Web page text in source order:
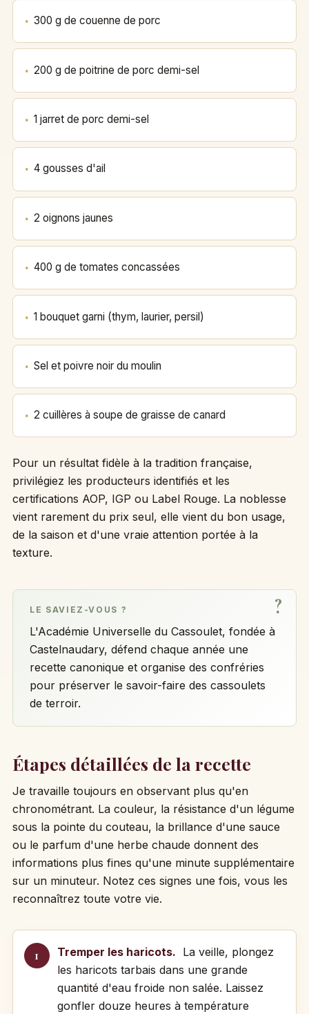
300 g de couenne de porc
200 g de poitrine de porc demi-sel
1 jarret de porc demi-sel
4 gousses d'ail
2 oignons jaunes
400 g de tomates concassées
1 bouquet garni (thym, laurier, persil)
Sel et poivre noir du moulin
2 cuillères à soupe de graisse de canard
Pour un résultat fidèle à la tradition française,
privilégiez les producteurs identifiés et les
certifications AOP, IGP ou Label Rouge. La noblesse
vient rarement du prix seul, elle vient du bon usage,
de la saison et d'une vraie attention portée à la
texture.
LE SAVIEZ-VOUS ?
L'Académie Universelle du Cassoulet, fondée à
Castelnaudary, défend chaque année une
recette canonique et organise des confréries
pour préserver le savoir-faire des cassoulets
de terroir.
Étapes détaillées de la recette
Je travaille toujours en observant plus qu'en
chronométrant. La couleur, la résistance d'un légume
sous la pointe du couteau, la brillance d'une sauce
ou le parfum d'une herbe chaude donnent des
informations plus fines qu'une minute supplémentaire
sur un minuteur. Notez ces signes une fois, vous les
reconnaîtrez toute votre vie.
Tremper les haricots. La veille, plongez
les haricots tarbais dans une grande
quantité d'eau froide non salée. Laissez
gonfler douze heures à température